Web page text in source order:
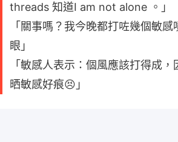
threads 知道I am not alone 。」
「關事嗎？我今晚都打咗幾個敏
眼」
「敏感人表示：個風應該打得成
晒敏感好痕😣」